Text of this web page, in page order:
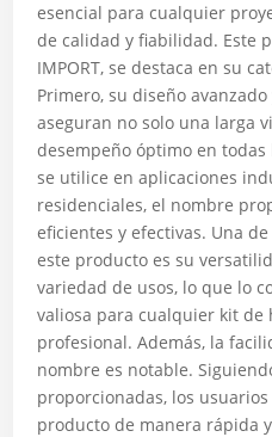
esencial para cualquier
de calidad y fiabilidad. Este
IMPORT, se destaca en su
Primero, su diseño
aseguran no solo una larga
desempeño óptimo en todas
se utilice en aplicaciones
residenciales, el nombre
eficientes y efectivas. Una
este producto es su
variedad de usos, lo que lo
valiosa para cualquier kit
profesional. Además, la
nombre es notable.
proporcionadas, los
producto de manera rápida